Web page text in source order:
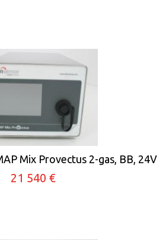
Mix Provectus 2-gas, BB, 24V
21 540 €